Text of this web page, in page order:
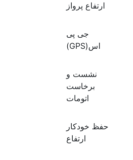
ارتفاع پرواز
جی پی
اس(GPS)
نشست و
برخاست
اتومات
حفظ خودکار
ارتفاع